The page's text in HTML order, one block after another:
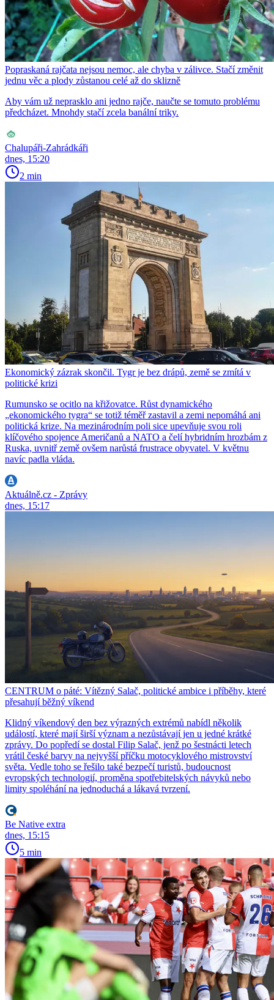
Popraskaná rajčata nejsou nemoc, ale chyba v zálivce. Stačí změnit
jednu věc a plody zůstanou celé až do sklizně
Aby vám už neprasklo ani jedno rajče, naučte se tomuto problému
předcházet. Mnohdy stačí zcela banální triky.
Chalupáři-Zahrádkáři
dnes, 15:20
2 min
Ekonomický zázrak skončil. Tygr je bez drápů, země se zmítá v
politické krizi
Rumunsko se ocitlo na křižovatce. Růst dynamického
„ekonomického tygra“ se totiž téměř zastavil a zemi nepomáhá ani
politická krize. Na mezinárodním poli sice upevňuje svou roli
klíčového spojence Američanů a NATO a čelí hybridním hrozbám z
Ruska, uvnitř země ovšem narůstá frustrace obyvatel. V květnu
navíc padla vláda.
Aktuálně.cz - Zprávy
dnes, 15:17
CENTRUM o páté: Vítězný Salač, politické ambice i příběhy, které
přesahují běžný víkend
Klidný víkendový den bez výrazných extrémů nabídl několik
událostí, které mají širší význam a nezůstávají jen u jedné krátké
zprávy. Do popředí se dostal Filip Salač, jenž po šestnácti letech
vrátil české barvy na nejvyšší příčku motocyklového mistrovství
světa. Vedle toho se řešilo také bezpečí turistů, budoucnost
evropských technologií, proměna spotřebitelských návyků nebo
limity spoléhání na jednoduchá a lákavá tvrzení.
Be Native extra
dnes, 15:15
5 min